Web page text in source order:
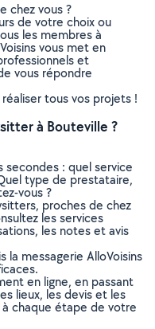
chez vous ?
de votre choix ou
les membres à
vous met en
et
vous répondre
tous vos projets !
à Bouteville ?
secondes : quel service
type de prestataire,
vous ?
proches de chez
les services
les notes et avis
la messagerie AlloVoisins
en ligne, en passant
lieux, les devis et les
chaque étape de votre